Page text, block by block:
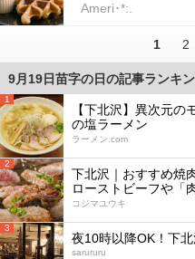
Ameri･*:.
1 2
9月19日苗字の日の記事ランキ
1
【下北沢】異次元の
の塩ラーメン
ラーメン.com
2
下北沢｜おすすめ焼
ローストビーフや「
コジマユウキ
3
夜10時以降OK！下
sarururu